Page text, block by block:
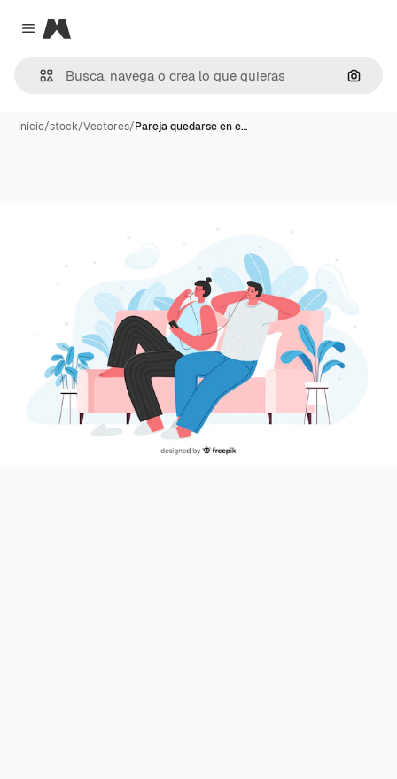
Close menu
Magnific
Inicio/stock/Vectores/Pareja quedarse en e…